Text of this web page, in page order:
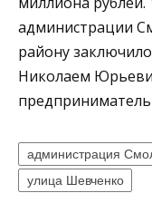
администрации
району
Николаем
администрация
улица Шевченко